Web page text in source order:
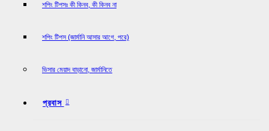
শপিং টিপসঃ কী কিনব, কী কিনব না
শপিং টিপস (জার্মানি আসার আগে, পরে)
ভিসার মেয়াদ বাড়ানো, জার্মানিতে
প্রবাস